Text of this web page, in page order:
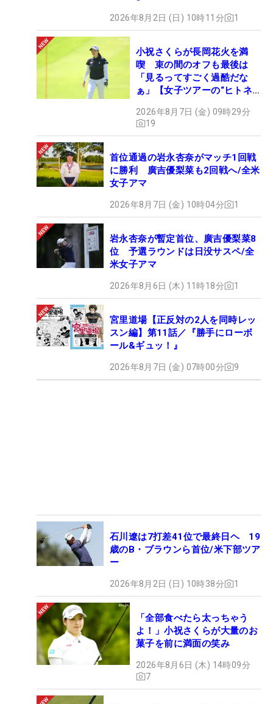
2026年8月2日 (日) 10時11分 1
小祝さくらが長岡花火を満
喫 束の間のオフも最後は
「見るってすごく過酷だな
ぁ」【女子ツアーの“ヒトネ
2026年8月7日 (金) 09時29分
19
首位通過の岩永杏奈がマッチ1回戦
に勝利 廣吉優梨菜も2回戦へ/全米
女子アマ
2026年8月7日 (金) 10時04分 1
岩永杏奈が暫定首位、廣吉優梨菜8
位 予選ラウンドは日没サスペ/全
米女子アマ
2026年8月6日 (木) 11時18分 1
宮里道場【正反対の2人を同時レッ
スン編】第11話／『勝手にローボ
ール&ギュッ！』
2026年8月7日 (金) 07時00分 9
石川遼は7打差41位で最終日ヘ 19
歳のB・ブラウンら首位/米下部ツア
ー
2026年8月2日 (日) 10時38分 1
「全部食べたら太っちゃう
よ！」小祝さくらが大量のお
菓子を前に満面の笑み
2026年8月6日 (木) 14時09分
7